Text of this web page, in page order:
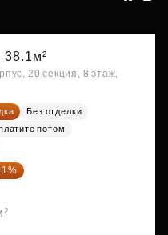
38.1м²
20 секция, 8 этаж,
Без отделки
потом